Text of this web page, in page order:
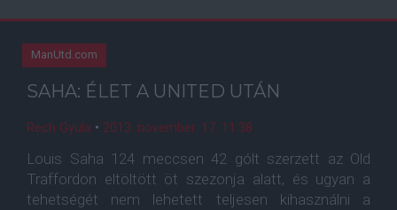
ManUtd.com
SAHA: ÉLET A UNITED UTÁN
Rech Gyula • 2013. november. 17. 11:38
Louis Saha 124 meccsen 42 gólt szerzett az Old
Traffordon eltöltött öt szezonja alatt, és ugyan a
tehetségét nem lehetett teljesen kihasználni a